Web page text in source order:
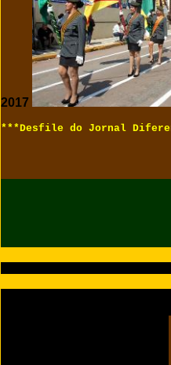
2017
***Desfile do Jornal